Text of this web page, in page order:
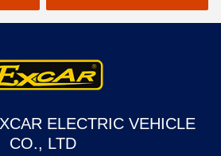
ELECTRIC VEHICLE
CO., LTD